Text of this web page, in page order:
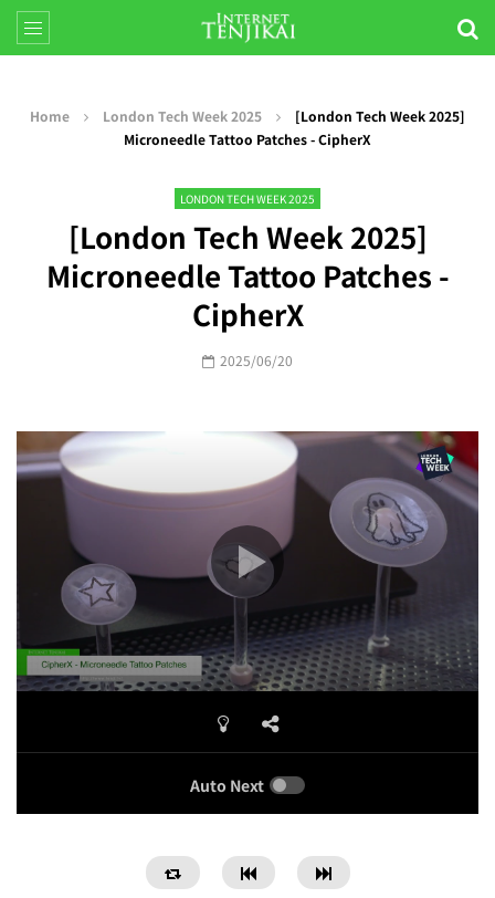
Home London Tech Week 2025
[London Tech Week 2025]
Microneedle Tattoo Patches - CipherX
LONDON TECH WEEK 2025
[London Tech Week 2025]
Microneedle Tattoo Patches -
CipherX
2025/06/20
Auto Next